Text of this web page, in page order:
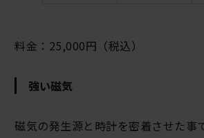
料金：25,000円（税込）
強い磁気
磁気の発生源と時計を密着させた事